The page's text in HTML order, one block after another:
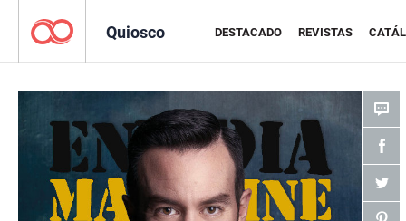
Quiosco DESTACADO REVISTAS